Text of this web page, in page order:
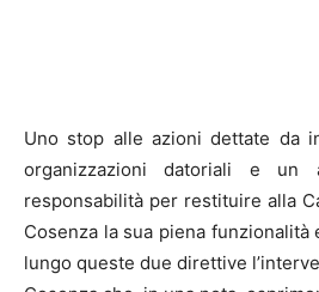
Uno stop alle azioni dettate da
organizzazioni datoriali e
responsabilità per restituire alla
Cosenza la sua piena funzionalità
lungo queste due direttive